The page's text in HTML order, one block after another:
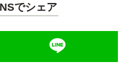
でシェア